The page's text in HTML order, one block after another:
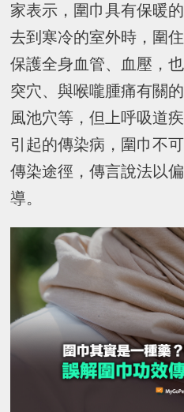
家表示，圍巾具有保暖
去到寒冷的室外時，圍
保護全身血管、血壓，
突穴、與喉嚨腫痛有關
風池穴等，但上呼吸道
引起的傳染病，圍巾不
傳染途徑，傳言說法以
導。